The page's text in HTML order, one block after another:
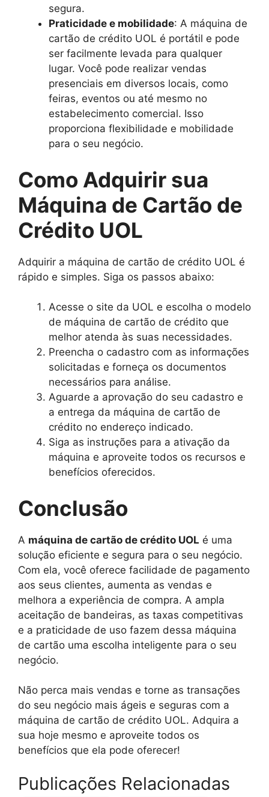
segura.
Praticidade e mobilidade: A máquina de
cartão de crédito UOL é portátil e pode
ser facilmente levada para qualquer
lugar. Você pode realizar vendas
presenciais em diversos locais, como
feiras, eventos ou até mesmo no
estabelecimento comercial. Isso
proporciona flexibilidade e mobilidade
para o seu negócio.
Como Adquirir sua
Máquina de Cartão de
Crédito UOL
Adquirir a máquina de cartão de crédito UOL é
rápido e simples. Siga os passos abaixo:
Acesse o site da UOL e escolha o modelo
de máquina de cartão de crédito que
melhor atenda às suas necessidades.
Preencha o cadastro com as informações
solicitadas e forneça os documentos
necessários para análise.
Aguarde a aprovação do seu cadastro e
a entrega da máquina de cartão de
crédito no endereço indicado.
Siga as instruções para a ativação da
máquina e aproveite todos os recursos e
benefícios oferecidos.
Conclusão
A máquina de cartão de crédito UOL é uma
solução eficiente e segura para o seu negócio.
Com ela, você oferece facilidade de pagamento
aos seus clientes, aumenta as vendas e
melhora a experiência de compra. A ampla
aceitação de bandeiras, as taxas competitivas
e a praticidade de uso fazem dessa máquina
de cartão uma escolha inteligente para o seu
negócio.
Não perca mais vendas e torne as transações
do seu negócio mais ágeis e seguras com a
máquina de cartão de crédito UOL. Adquira a
sua hoje mesmo e aproveite todos os
benefícios que ela pode oferecer!
Publicações Relacionadas